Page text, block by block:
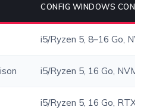
CONFIG WINDOWS
i5/Ryzen 5, 8–16 Go,
i5/Ryzen 5, 16 Go, NVMe
i5/Ryzen 5, 16 Go, RTX